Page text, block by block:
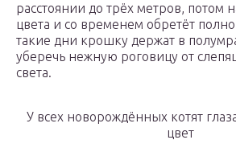
расстоянии до трёх метров, потом
цвета и со временем обретёт
такие дни крошку держат в
уберечь нежную роговицу от
света.
У всех новорождённых котят
цвет